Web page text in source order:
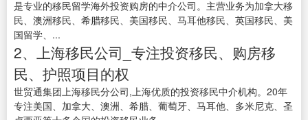
是专业的移民留学海外投资购房的中介公司。主营业务为加拿大移
民、澳洲移民、希腊移民、美国移民、马耳他移民、英国移民、美
国留学、...
2、上海移民公司_专注投资移民、购房移
民、护照项目的权
世贸通集团上海移民分公司,上海优质的投资移民中介机构。20年
专注美国、加拿大、澳洲、希腊、葡萄牙、马耳他、多米尼克、圣